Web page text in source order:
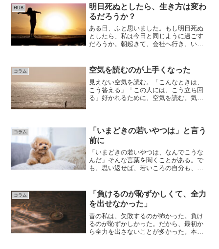
容、開始時間、部屋番号が書かれてお
り、傍聴したい裁判を確認...
HUB
明日死ぬとしたら、生き方は変わ
るだろうか？
ある日、ふと思いました。もし明日死ぬ
としたら、私は今日と同じように過ごす
だろうか。朝起きて、会社へ行き、いつ
は、明日死ぬとは限りません。多くの人
は、まだ何十年も生きる前...
コラム 空気を読むのが上手くなった
見えない空気を読む。「こんなときは、
こう答える」「この人には、こう立ち回
る」好かれるために、空気を読む。気づ
て、ちゃんと正解を出したは...
コラム
「いまどきの若いやつは」と言う
前に
「いまどきの若いやつは、なんでこうな
んだ」そんな言葉を聞くことがある。で
も、思い返せば、若いころの自分も、似
かかる。でも、時間が経つと不思議と仲
良くなって、今でも連絡を...
コラム
「負けるのが恥ずかしくて、全力
を出せなかった」
昔の私は、失敗するのが怖かった。負け
るのが恥ずかしかった。だから、最初か
ら全力を出さないことが多かった。本気